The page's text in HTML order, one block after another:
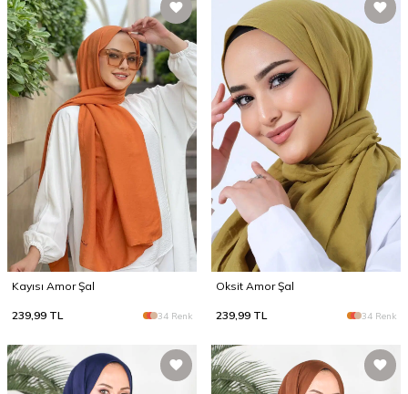
Kayısı Amor Şal
239,99 TL 34 Renk
Oksit Amor Şal
239,99 TL 34 Renk